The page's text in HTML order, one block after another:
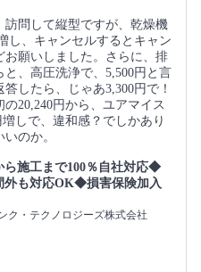
問して縦型ですが、乾燥機
し、キャンセルするとキャン
願いしました。さらに、排
、高圧洗浄で、5,500円と言
したら、じゃあ3,300円で！
20,240円から、ユアマイス
しで、違和感？でしかあり
のか。
施工まで100％自社対応◆
外も対応OK◆損害保険加入
ク・テクノロジーズ株式会社